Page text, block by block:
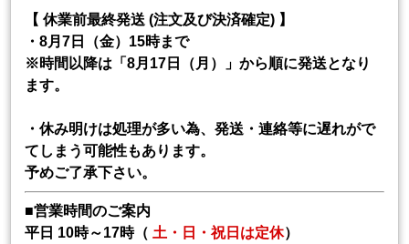
【 休業前最終発送 (注文及び決済確定) 】
・8月7日（金）15時まで
※時間以降は「8月17日（月）」から順に発送となり
ます。
・休み明けは処理が多い為、発送・連絡等に遅れがで
てしまう可能性もあります。
予めご了承下さい。
■営業時間のご案内
平日 10時～17時（ 土・日・祝日は定休）